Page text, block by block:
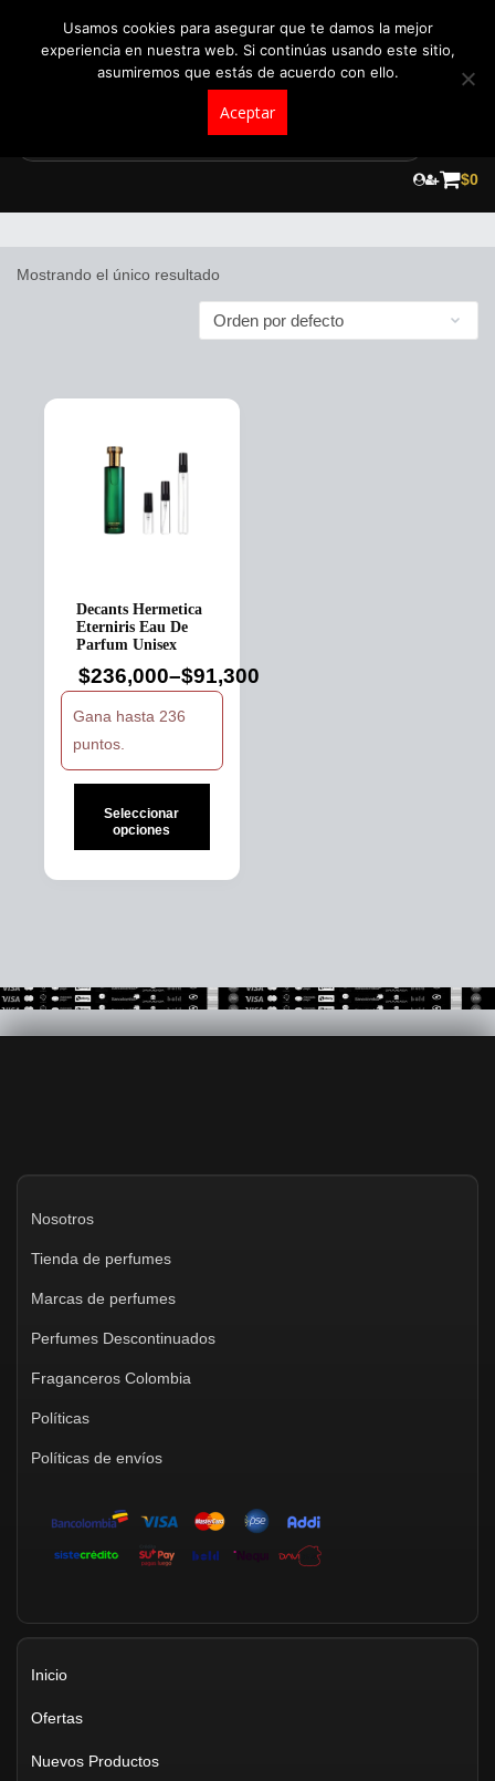
$0
Mostrando el único resultado
Decants Hermetica
Eterniris Eau De
Parfum Unisex
$91,300
–
$236,000
Price
range:
$91,300
through
$236,000
Gana hasta 236
puntos.
Seleccionar
opciones
opciones
pueden
Nosotros
Tienda de perfumes
Marcas de perfumes
Perfumes Descontinuados
Fraganceros Colombia
Políticas
Políticas de envíos
Inicio
Ofertas
Nuevos Productos
Usamos cookies para asegurar que te damos la mejor
experiencia en nuestra web. Si continúas usando este sitio,
asumiremos que estás de acuerdo con ello.
Aceptar